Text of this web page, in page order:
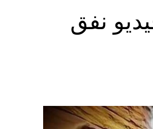
نفق